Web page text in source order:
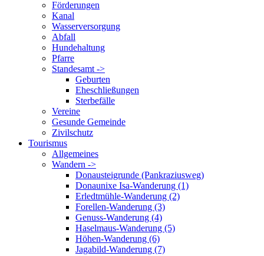
Förderungen
Kanal
Wasserversorgung
Abfall
Hundehaltung
Pfarre
Standesamt ->
Geburten
Eheschließungen
Sterbefälle
Vereine
Gesunde Gemeinde
Zivilschutz
Tourismus
Allgemeines
Wandern ->
Donausteigrunde (Pankraziusweg)
Donaunixe Isa-Wanderung (1)
Erledtmühle-Wanderung (2)
Forellen-Wanderung (3)
Genuss-Wanderung (4)
Haselmaus-Wanderung (5)
Höhen-Wanderung (6)
Jagabild-Wanderung (7)